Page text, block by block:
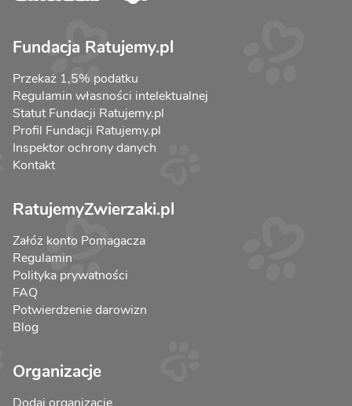
Fundacja Ratujemy.pl
Przekaż 1,5% podatku
Regulamin własności intelektualnej
Statut Fundacji Ratujemy.pl
Profil Fundacji Ratujemy.pl
Inspektor ochrony danych
Kontakt
RatujemyZwierzaki.pl
Załóż konto Pomagacza
Regulamin
Polityka prywatności
FAQ
Potwierdzenie darowizn
Blog
Organizacje
Dodaj organizację